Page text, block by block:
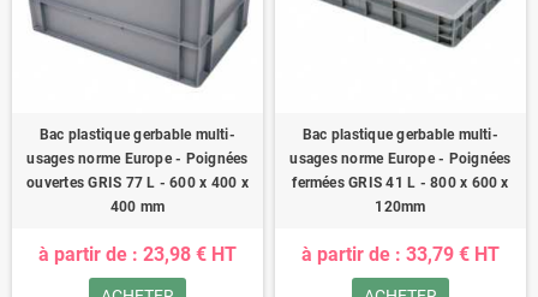
Bac plastique gerbable multi-
usages norme Europe - Poignées
ouvertes GRIS 77 L - 600 x 400 x
400 mm
à partir de : 23,98 € HT
Bac plastique gerbable multi-
usages norme Europe - Poignées
fermées GRIS 41 L - 800 x 600 x
120mm
à partir de : 33,79 € HT